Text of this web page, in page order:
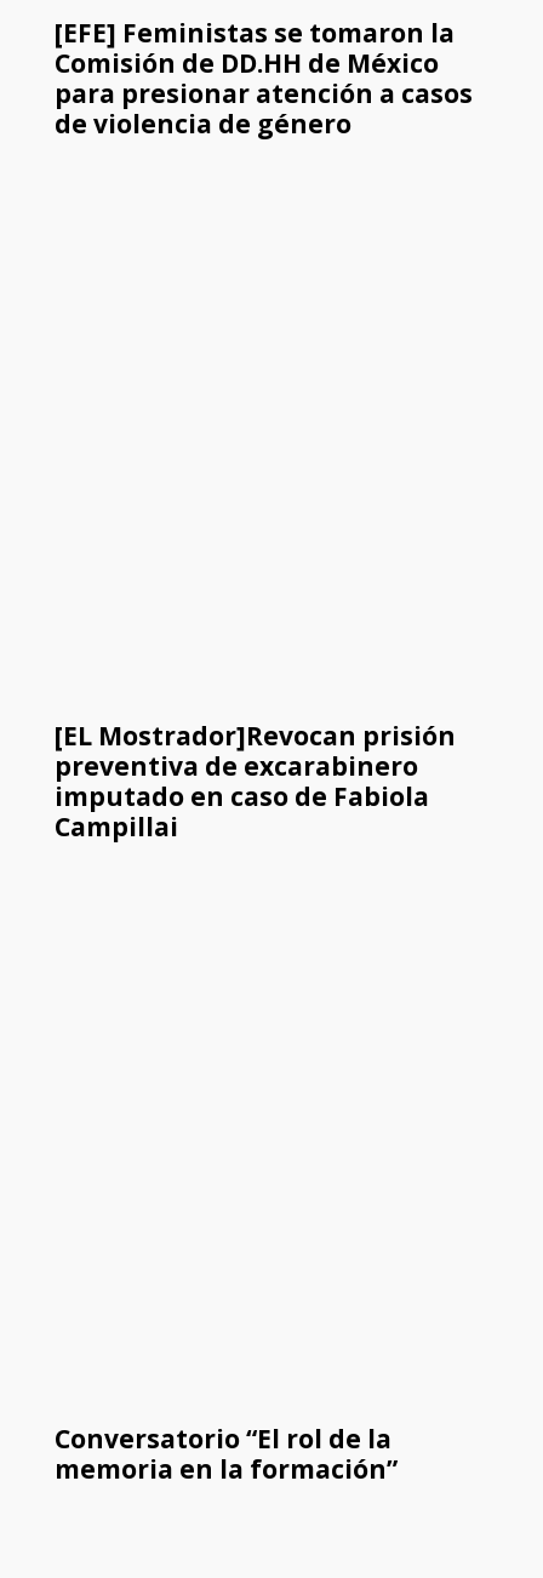
[EFE] Feministas se tomaron la
Comisión de DD.HH de México
para presionar atención a casos
de violencia de género
[EL Mostrador]Revocan prisión
preventiva de excarabinero
imputado en caso de Fabiola
Campillai
Conversatorio “El rol de la
memoria en la formación”